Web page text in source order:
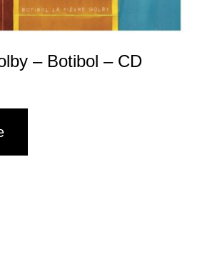
– Botibol – CD